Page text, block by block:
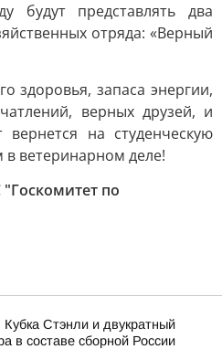
будут представлять два
отряда: «Верный
здоровья, запаса энергии,
верных друзей, и
на студенческую
ветеринарном деле!
по
Стэнли и двукратный
в составе сборной России